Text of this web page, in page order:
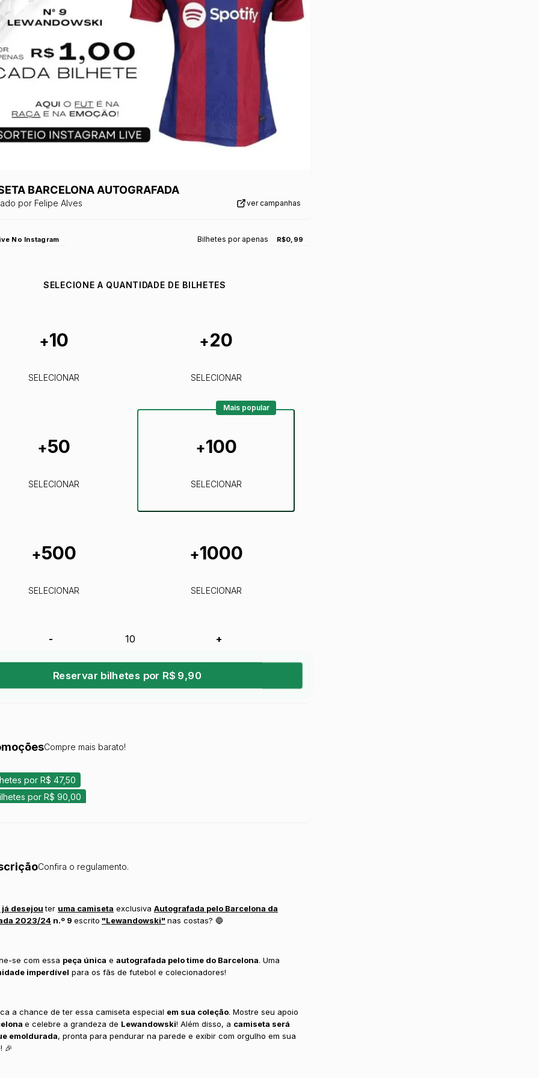
BARCELONA AUTOGRAFADA
por Felipe Alves ver campanhas
No Instagram Bilhetes por apenas R$0,99
SELECIONE A QUANTIDADE DE BILHETES
+10
SELECIONAR
+20
SELECIONAR
+50
SELECIONAR
+100
SELECIONAR
Mais popular
+500
SELECIONAR
+1000
SELECIONAR
- +
Reservar bilhetes por R$ 9,90
Compre mais barato!
por R$ 47,50
por R$ 90,00
Confira o regulamento.
já desejou ter uma camiseta exclusiva Autografada pelo Barcelona da
2023/24 n.º 9 escrito "Lewandowski" nas costas? 🔵
se com essa peça única e autografada pelo time do Barcelona. Uma
imperdível para os fãs de futebol e colecionadores!
a chance de ter essa camiseta especial em sua coleção. Mostre seu apoio
e celebre a grandeza de Lewandowski! Além disso, a camiseta será
emoldurada, pronta para pendurar na parede e exibir com orgulho em sua
🎉